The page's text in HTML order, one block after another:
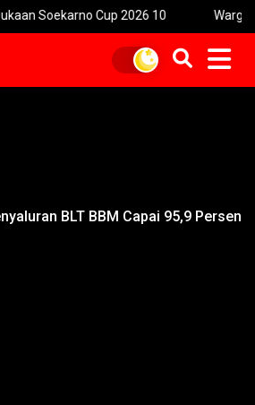
Soekarno Cup 2026 10 Warga
BLT BBM Capai 95,9 Persen